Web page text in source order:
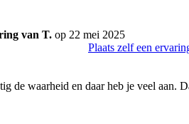
van T. op 22 mei 2025
Plaats zelf een
de waarheid en daar heb je veel aan.